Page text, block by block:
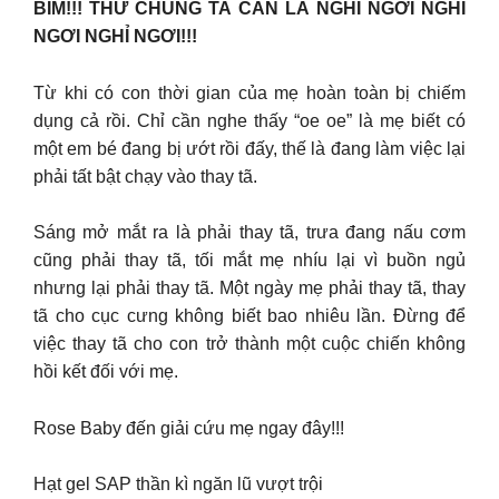
BỈM!!! THỨ CHÚNG TA CẦN LÀ NGHỈ NGƠI NGHỈ
NGƠI NGHỈ NGƠI!!!
Từ khi có con thời gian của mẹ hoàn toàn bị chiếm
dụng cả rồi. Chỉ cần nghe thấy “oe oe” là mẹ biết có
một em bé đang bị ướt rồi đấy, thế là đang làm việc lại
phải tất bật chạy vào thay tã.
Sáng mở mắt ra là phải thay tã, trưa đang nấu cơm
cũng phải thay tã, tối mắt mẹ nhíu lại vì buồn ngủ
nhưng lại phải thay tã. Một ngày mẹ phải thay tã, thay
tã cho cục cưng không biết bao nhiêu lần. Đừng để
việc thay tã cho con trở thành một cuộc chiến không
hồi kết đối với mẹ.
Rose Baby đến giải cứu mẹ ngay đây!!!
Hạt gel SAP thần kì ngăn lũ vượt trội